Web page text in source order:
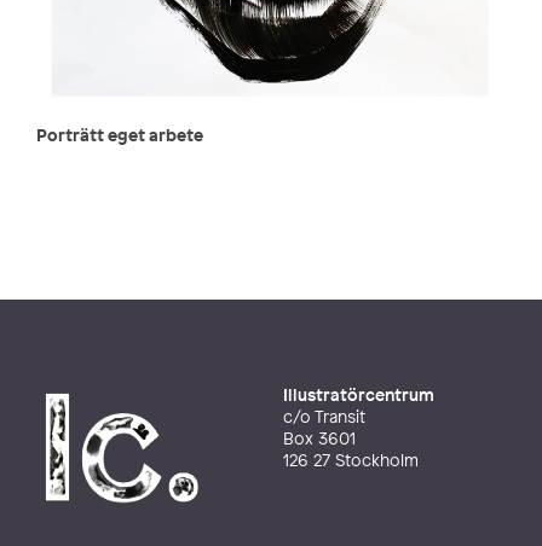
Porträtt eget arbete
Illustratörcentrum
c/o Transit
Box 3601
126 27 Stockholm